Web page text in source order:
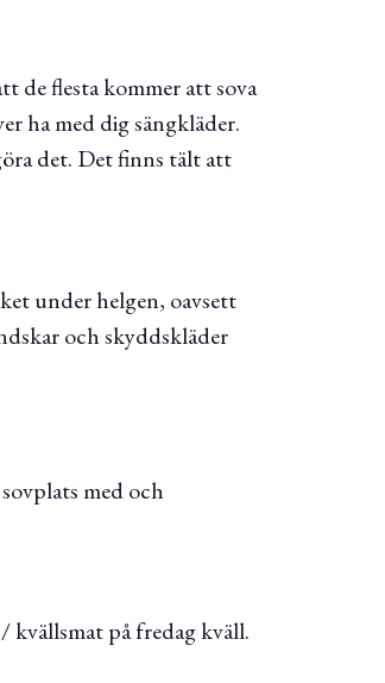
de flesta kommer att sova
ha med dig sängkläder.
det. Det finns tält att
under helgen, oavsett
och skyddskläder
med och
kvällsmat på fredag kväll.